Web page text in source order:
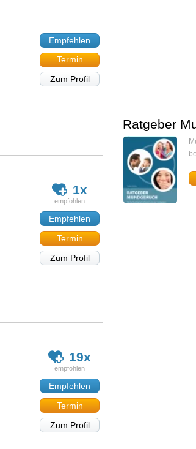
Empfehlen
Termin
Zum Profil
1x
Empfehlen
Termin
Zum Profil
19x
Empfehlen
Termin
Zum Profil
Ratgeber